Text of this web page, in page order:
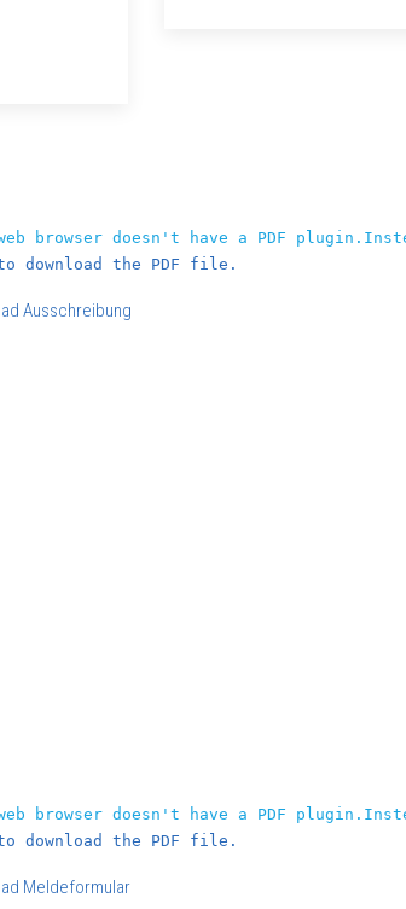
browser doesn't have a PDF
download the PDF file.
Ausschreibung
browser doesn't have a PDF
download the PDF file.
Meldeformular